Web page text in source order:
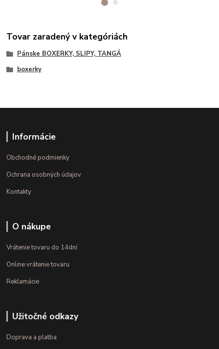
Tovar zaradený v kategóriách
Pánske BOXERKY, SLIPY, TANGÁ
boxerky
Informácie
Obchodné podmienky
Ochrana osobných údajov
Kontakty
O nákupe
Vrátenie tovaru do 14dní
Online vrátenie tovaru
Reklamácie
Užitočné odkazy
Doprava a platba